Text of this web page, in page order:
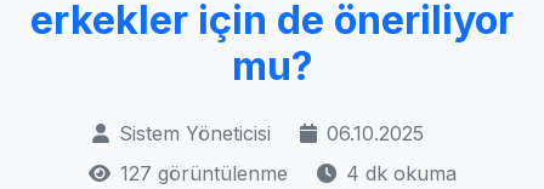
erkekler için de öneriliyor
mu?
Sistem Yöneticisi
06.10.2025
127 görüntülenme
4 dk okuma